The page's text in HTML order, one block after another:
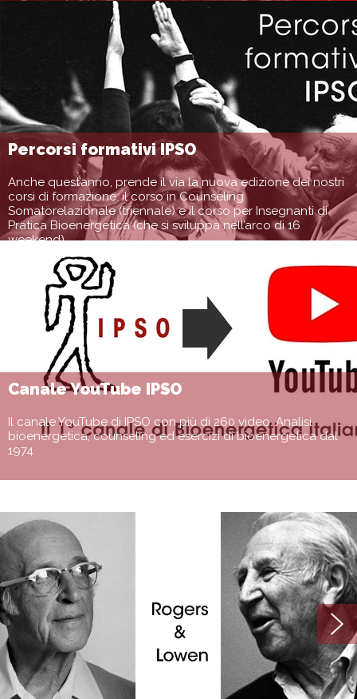
Percorsi formativi IPSO
Anche quest’anno, prende il via la nuova edizione dei nostri
corsi di formazione: il corso in Counseling
Somatorelazionale (triennale) e il corso per Insegnanti di
Pratica Bioenergetica (che si sviluppa nell’arco di 16
weekend).
Canale YouTube IPSO
Il canale YouTube di IPSO con più di 260 video. Analisi
bioenergetica, counseling ed esercizi di bioenergetica dal
1974